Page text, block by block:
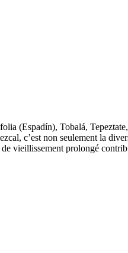
(Espadín), Tobalá,
c’est non seulement la
vieillissement prolongé